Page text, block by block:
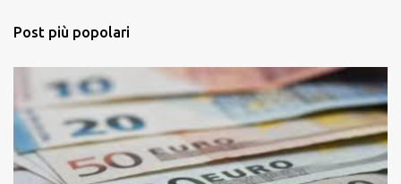
Post più popolari